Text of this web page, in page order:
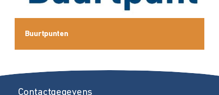
Buurtpunten
Contactgegevens